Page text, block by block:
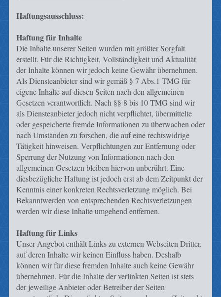
Haftungsausschluss:
Haftung für Inhalte
Die Inhalte unserer Seiten wurden mit größter Sorgfalt
erstellt. Für die Richtigkeit, Vollständigkeit und Aktualität
der Inhalte können wir jedoch keine Gewähr übernehmen.
Als Diensteanbieter sind wir gemäß § 7 Abs.1 TMG für
eigene Inhalte auf diesen Seiten nach den allgemeinen
Gesetzen verantwortlich. Nach §§ 8 bis 10 TMG sind wir
als Diensteanbieter jedoch nicht verpflichtet, übermittelte
oder gespeicherte fremde Informationen zu überwachen oder
nach Umständen zu forschen, die auf eine rechtswidrige
Tätigkeit hinweisen. Verpflichtungen zur Entfernung oder
Sperrung der Nutzung von Informationen nach den
allgemeinen Gesetzen bleiben hiervon unberührt. Eine
diesbezügliche Haftung ist jedoch erst ab dem Zeitpunkt der
Kenntnis einer konkreten Rechtsverletzung möglich. Bei
Bekanntwerden von entsprechenden Rechtsverletzungen
werden wir diese Inhalte umgehend entfernen.
Haftung für Links
Unser Angebot enthält Links zu externen Webseiten Dritter,
auf deren Inhalte wir keinen Einfluss haben. Deshalb
können wir für diese fremden Inhalte auch keine Gewähr
übernehmen. Für die Inhalte der verlinkten Seiten ist stets
der jeweilige Anbieter oder Betreiber der Seiten